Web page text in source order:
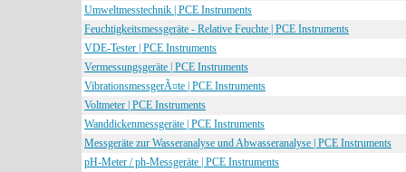
Umweltmesstechnik | PCE Instruments
Feuchtigkeitsmessgeräte - Relative Feuchte | PCE Instruments
VDE-Tester | PCE Instruments
Vermessungsgeräte | PCE Instruments
VibrationsmessgerÃ¤te | PCE Instruments
Voltmeter | PCE Instruments
Wanddickenmessgeräte | PCE Instruments
Messgeräte zur Wasseranalyse und Abwasseranalyse | PCE Instruments
pH-Meter / ph-Messgeräte | PCE Instruments